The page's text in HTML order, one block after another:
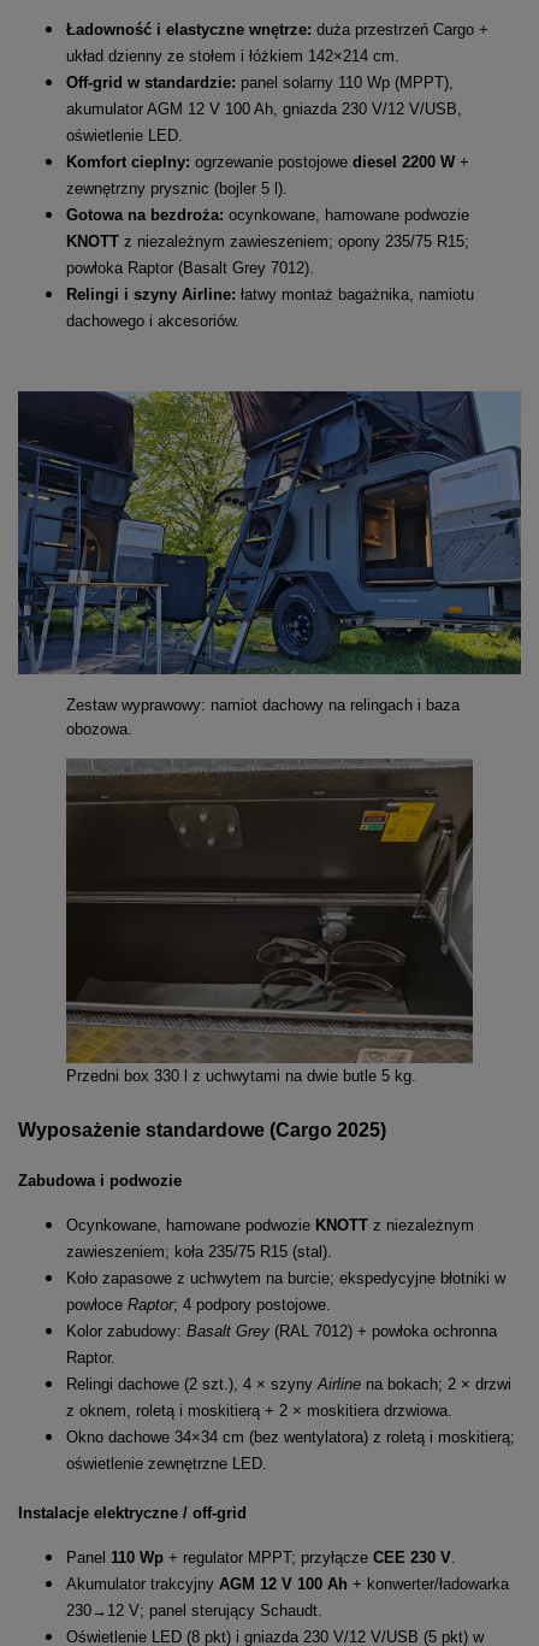
Ładowność i elastyczne wnętrze: duża przestrzeń Cargo +
układ dzienny ze stołem i łóżkiem 142×214 cm.
Off-grid w standardzie: panel solarny 110 Wp (MPPT),
akumulator AGM 12 V 100 Ah, gniazda 230 V/12 V/USB,
oświetlenie LED.
Komfort cieplny: ogrzewanie postojowe diesel 2200 W +
zewnętrzny prysznic (bojler 5 l).
Gotowa na bezdroża: ocynkowane, hamowane podwozie
KNOTT z niezależnym zawieszeniem; opony 235/75 R15;
powłoka Raptor (Basalt Grey 7012).
Relingi i szyny Airline: łatwy montaż bagażnika, namiotu
dachowego i akcesoriów.
Zestaw wyprawowy: namiot dachowy na relingach i baza
obozowa.
Przedni box 330 l z uchwytami na dwie butle 5 kg.
Wyposażenie standardowe (Cargo 2025)
Zabudowa i podwozie
Ocynkowane, hamowane podwozie KNOTT z niezależnym
zawieszeniem; koła 235/75 R15 (stal).
Koło zapasowe z uchwytem na burcie; ekspedycyjne błotniki w
powłoce Raptor; 4 podpory postojowe.
Kolor zabudowy: Basalt Grey (RAL 7012) + powłoka ochronna
Raptor.
Relingi dachowe (2 szt.), 4 × szynyAirline na bokach; 2 × drzwi
z oknem, roletą i moskitierą + 2 × moskitiera drzwiowa.
Okno dachowe 34×34 cm (bez wentylatora) z roletą i moskitierą;
oświetlenie zewnętrzne LED.
Instalacje elektryczne / off-grid
Panel 110 Wp + regulator MPPT; przyłącze CEE 230 V.
Akumulator trakcyjny AGM 12 V 100 Ah + konwerter/ładowarka
230→12 V; panel sterujący Schaudt.
Oświetlenie LED (8 pkt) i gniazda 230 V/12 V/USB (5 pkt) w